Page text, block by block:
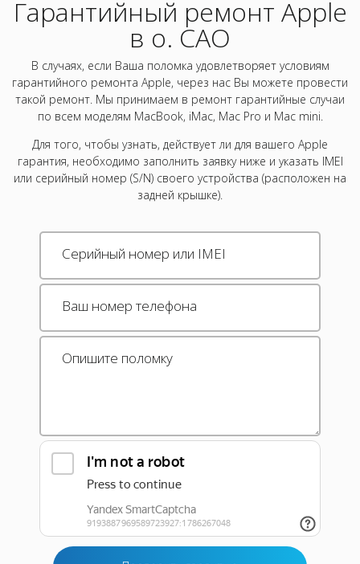
Гарантийный ремонт Apple
в о. САО
В случаях, если Ваша поломка удовлетворяет условиям
гарантийного ремонта Apple, через нас Вы можете провести
такой ремонт. Мы принимаем в ремонт гарантийные случаи
по всем моделям MacBook, iMac, Mac Pro и Mac mini.
Для того, чтобы узнать, действует ли для вашего Apple
гарантия, необходимо заполнить заявку ниже и указать IMEI
или серийный номер (S/N) своего устройства (расположен на
задней крышке).